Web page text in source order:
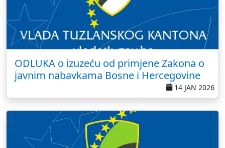
ODLUKA o izuzeću od primjene Zakona o
javnim nabavkama Bosne i Hercegovine
14 JAN 2026